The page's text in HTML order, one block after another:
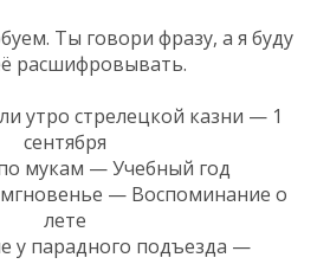
Ты говори фразу, а я буду
расшифровывать.
утро стрелецкой казни — 1
сентября
мукам — Учебный год
— Воспоминание о
лете
у парадного подъезда —